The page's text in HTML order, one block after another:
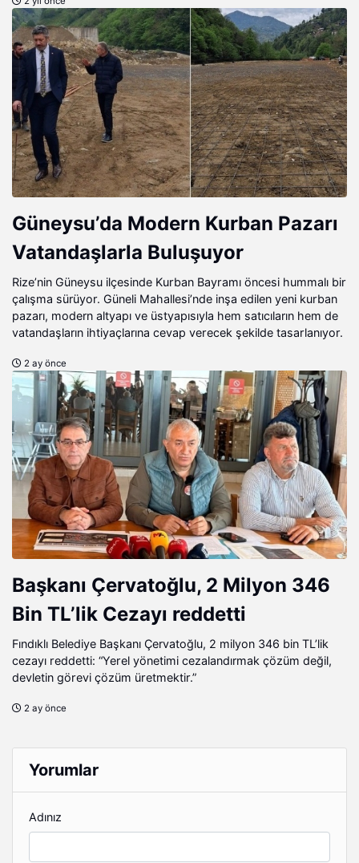
Güneysu’da Modern Kurban Pazarı
Vatandaşlarla Buluşuyor
Rize’nin Güneysu ilçesinde Kurban Bayramı öncesi hummalı bir
çalışma sürüyor. Güneli Mahallesi’nde inşa edilen yeni kurban
pazarı, modern altyapı ve üstyapısıyla hem satıcıların hem de
vatandaşların ihtiyaçlarına cevap verecek şekilde tasarlanıyor.
2 ay önce
Başkanı Çervatoğlu, 2 Milyon 346
Bin TL’lik Cezayı reddetti
Fındıklı Belediye Başkanı Çervatoğlu, 2 milyon 346 bin TL’lik
cezayı reddetti: “Yerel yönetimi cezalandırmak çözüm değil,
devletin görevi çözüm üretmektir.”
2 ay önce
Yorumlar
Adınız